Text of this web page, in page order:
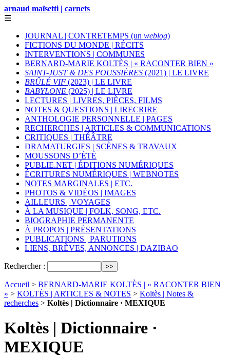
arnaud maïsetti | carnets
☰
JOURNAL | CONTRETEMPS (un weblog)
FICTIONS DU MONDE | RÉCITS
INTERVENTIONS | COMMUNES
BERNARD-MARIE KOLTÈS | « RACONTER BIEN »
SAINT-JUST & DES POUSSIÈRES (2021) | LE LIVRE
BRÛLÉ VIF (2023) | LE LIVRE
BABYLONE (2025) | LE LIVRE
LECTURES | LIVRES, PIÈCES, FILMS
NOTES & QUESTIONS | LIRECRIRE
ANTHOLOGIE PERSONNELLE | PAGES
RECHERCHES | ARTICLES & COMMUNICATIONS
CRITIQUES | THÉÂTRE
DRAMATURGIES | SCÈNES & TRAVAUX
MOUSSONS D’ÉTÉ
PUBLIE.NET | ÉDITIONS NUMÉRIQUES
ÉCRITURES NUMÉRIQUES | WEBNOTES
NOTES MARGINALES | ETC.
PHOTOS & VIDÉOS | IMAGES
AILLEURS | VOYAGES
À LA MUSIQUE | FOLK, SONG, ETC.
BIOGRAPHIE PERMANENTE
À PROPOS | PRÉSENTATIONS
PUBLICATIONS | PARUTIONS
LIENS, BRÈVES, ANNONCES | DAZIBAO
Rechercher :
Accueil > BERNARD-MARIE KOLTÈS | « RACONTER BIEN
» > KOLTÈS | ARTICLES & NOTES > Koltès | Notes &
recherches > Koltès | Dictionnaire · MEXIQUE
Koltès | Dictionnaire ·
MEXIQUE